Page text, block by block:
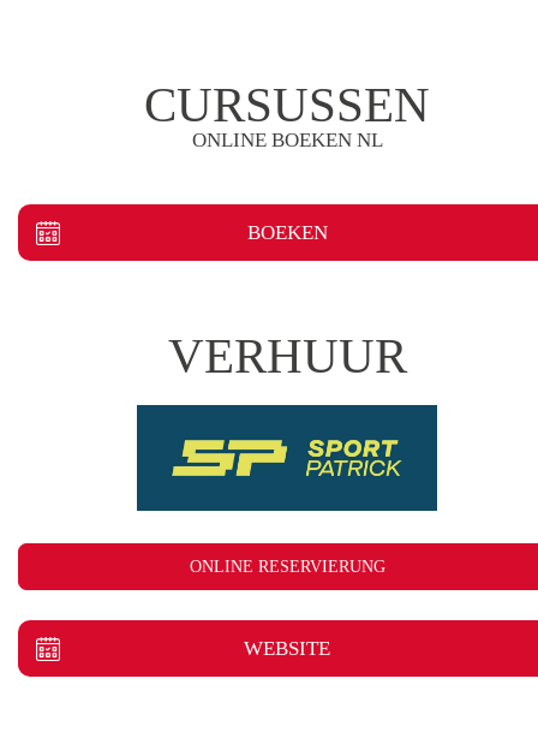
CURSUSSEN
ONLINE BOEKEN NL
BOEKEN
VERHUUR
ONLINE RESERVIERUNG
WEBSITE